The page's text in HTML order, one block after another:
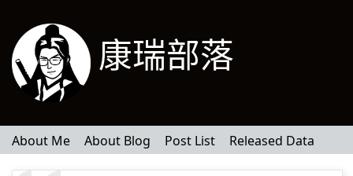
康瑞部落
About Me About Blog Post List Released Data